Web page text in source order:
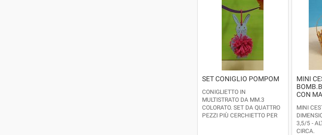
SET CONIGLIO POMPOM
CONIGLIETTO IN
MULTISTRATO DA MM.3
COLORATO. SET DA QUATTRO
PEZZI PIÙ CERCHIETTO PER
MINI
CON
MINI
3,5/5 -
CIRCA.